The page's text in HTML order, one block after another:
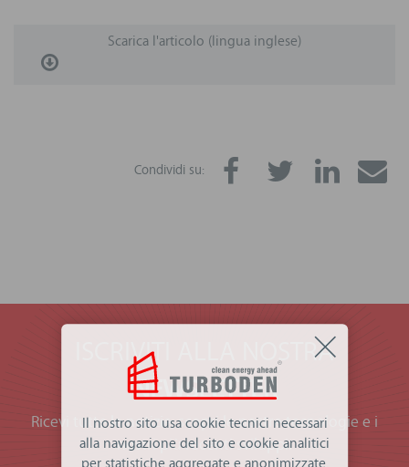
Scarica l'articolo (lingua inglese)
Condividi su:
ISCRIVITI ALLA NOSTRA
NEWSLETTER
Ricevi tutte le notizie, scopri le nostre tecnologie e i
nostri più recenti sviluppi.
Il nostro sito usa cookie tecnici necessari
alla navigazione del sito e cookie analitici